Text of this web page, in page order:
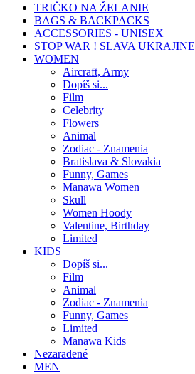
TRIČKO NA ŽELANIE
BAGS & BACKPACKS
ACCESSORIES - UNISEX
STOP WAR ! SLAVA UKRAJINE
WOMEN
Aircraft, Army
Dopíš si...
Film
Celebrity
Flowers
Animal
Zodiac - Znamenia
Bratislava & Slovakia
Funny, Games
Manawa Women
Skull
Women Hoody
Valentine, Birthday
Limited
KIDS
Dopíš si...
Film
Animal
Zodiac - Znamenia
Funny, Games
Limited
Manawa Kids
Nezaradené
MEN